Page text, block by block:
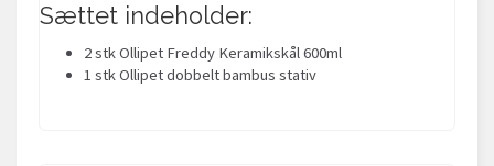
Sættet indeholder:
2 stk Ollipet Freddy Keramikskål 600ml
1 stk Ollipet dobbelt bambus stativ